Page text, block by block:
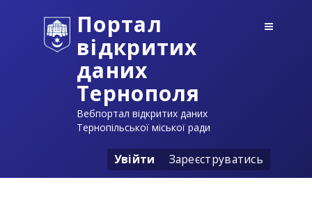
Портал
відкритих
даних
Тернополя
Вебпортал відкритих даних
Тернопільської міської ради
Увійти Зареєструватись